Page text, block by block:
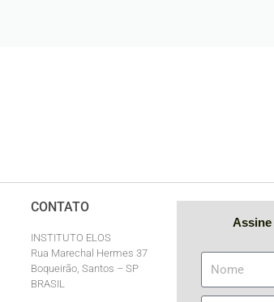
CONTATO
INSTITUTO ELOS
Rua Marechal Hermes 37
Boqueirão, Santos – SP
BRASIL